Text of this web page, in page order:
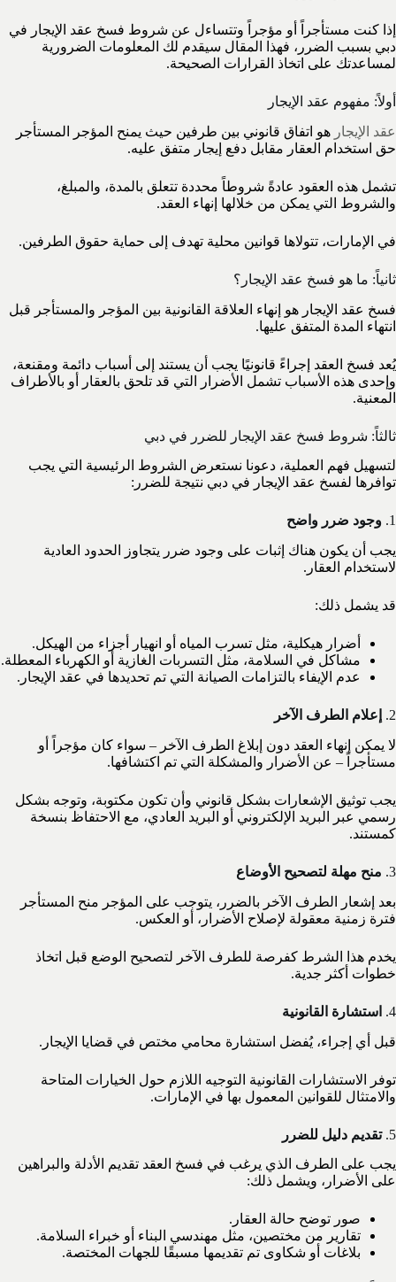
إذا كنت مستأجراً أو مؤجراً وتتساءل عن شروط فسخ عقد الإيجار في
دبي بسبب الضرر، فهذا المقال سيقدم لك المعلومات الضرورية
لمساعدتك على اتخاذ القرارات الصحيحة.
أولاً: مفهوم عقد الإيجار
عقد الإيجار هو اتفاق قانوني بين طرفين حيث يمنح المؤجر المستأجر
حق استخدام العقار مقابل دفع إيجار متفق عليه.
تشمل هذه العقود عادةً شروطاً محددة تتعلق بالمدة، والمبلغ،
والشروط التي يمكن من خلالها إنهاء العقد.
في الإمارات، تتولاها قوانين محلية تهدف إلى حماية حقوق الطرفين.
ثانياً: ما هو فسخ عقد الإيجار؟
فسخ عقد الإيجار هو إنهاء العلاقة القانونية بين المؤجر والمستأجر قبل
انتهاء المدة المتفق عليها.
يُعد فسخ العقد إجراءً قانونيًا يجب أن يستند إلى أسباب دائمة ومقنعة،
وإحدى هذه الأسباب تشمل الأضرار التي قد تلحق بالعقار أو بالأطراف
المعنية.
ثالثاً: شروط فسخ عقد الإيجار للضرر في دبي
لتسهيل فهم العملية، دعونا نستعرض الشروط الرئيسية التي يجب
توافرها لفسخ عقد الإيجار في دبي نتيجة للضرر:
1. وجود ضرر واضح
يجب أن يكون هناك إثبات على وجود ضرر يتجاوز الحدود العادية
لاستخدام العقار.
قد يشمل ذلك:
أضرار هيكلية، مثل تسرب المياه أو انهيار أجزاء من الهيكل.
مشاكل في السلامة، مثل التسربات الغازية أو الكهرباء المعطلة.
عدم الإيفاء بالتزامات الصيانة التي تم تحديدها في عقد الإيجار.
2.
إعلام الطرف الآخر
لا يمكن إنهاء العقد دون إبلاغ الطرف الآخر – سواء كان مؤجراً أو
مستأجراً – عن الأضرار والمشكلة التي تم اكتشافها.
يجب توثيق الإشعارات بشكل قانوني وأن تكون مكتوبة، وتوجه بشكل
رسمي عبر البريد الإلكتروني أو البريد العادي، مع الاحتفاظ بنسخة
كمستند.
3. منح مهلة لتصحيح الأوضاع
بعد إشعار الطرف الآخر بالضرر، يتوجب على المؤجر منح المستأجر
فترة زمنية معقولة لإصلاح الأضرار، أو العكس.
يخدم هذا الشرط كفرصة للطرف الآخر لتصحيح الوضع قبل اتخاذ
خطوات أكثر جدية.
4.
استشارة القانونية
قبل أي إجراء، يُفضل استشارة محامي مختص في قضايا الإيجار.
توفر الاستشارات القانونية التوجيه اللازم حول الخيارات المتاحة
والامتثال للقوانين المعمول بها في الإمارات.
5. تقديم دليل للضرر
يجب على الطرف الذي يرغب في فسخ العقد تقديم الأدلة والبراهين
على الأضرار، ويشمل ذلك:
صور توضح حالة العقار.
تقارير من مختصين، مثل مهندسي البناء أو خبراء السلامة.
بلاغات أو شكاوى تم تقديمها مسبقًا للجهات المختصة.